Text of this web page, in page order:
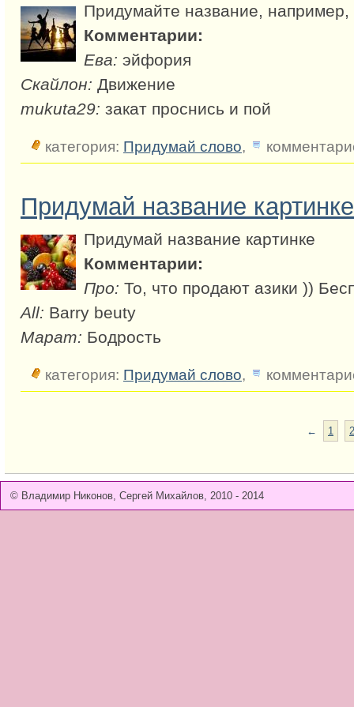
Придумайте название, например,
Комментарии:
Ева: эйфория
Скайлон: Движение
mukuta29: закат проснись и пой
категория: Придумай слово,
Придумай название картинке
Придумай название картинке
Комментарии:
Про: То, что продают азики ))
All: Barry beuty
Марат: Бодрость
категория: Придумай слово,
← 1 2
© Владимир Никонов, Сергей Михайлов, 2010 - 2014